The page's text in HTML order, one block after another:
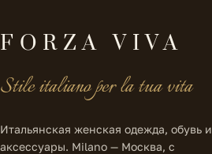
FORZA VIVA
Stile italiano per la tua vita
Итальянская женская одежда, обувь и
аксессуары. Milano — Москва, с